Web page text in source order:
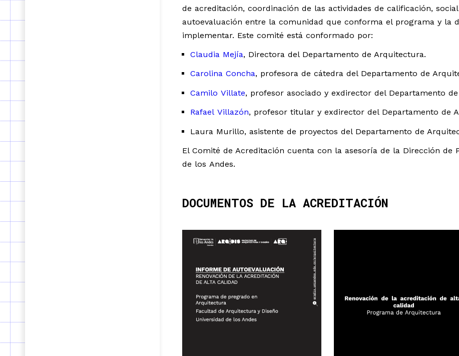
de acreditación, coordinación de las actividades de calificación,
autoevaluación entre la comunidad que conforma el programa y la
implementar. Este comité está conformado por:​
Claudia Mejía, Directora del Departamento de Arquitectura.​
Carolina Concha, profesora de cátedra del Departamento de
Camilo Villate, profesor asociado y exdirector del Departamento
Rafael Villazón, profesor titular y exdirector del Departamento de
Laura Murillo, asistente de proyectos del Departamento de
El Comité de Acreditación cuenta con la asesoría de la Dirección de
de los Andes. ​
DOCUMENTOS DE LA ACREDITACIÓN